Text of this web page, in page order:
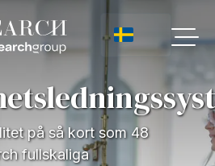
på så kort som 48
fullskaliga